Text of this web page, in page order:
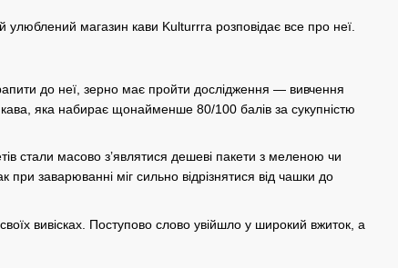
улюблений магазин кави Kulturrra розповідає все про неї.
до неї, зерно має пройти дослідження — вивчення
, яка набирає щонайменше 80/100 балів за сукупністю
стали масово з’являтися дешеві пакети з меленою чи
при заварюванні міг сильно відрізнятися від чашки до
вивісках. Поступово слово увійшло у широкий вжиток, а